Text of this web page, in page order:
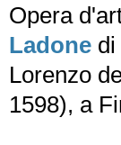
Opera
Ladone
Lorenzo
1598), a